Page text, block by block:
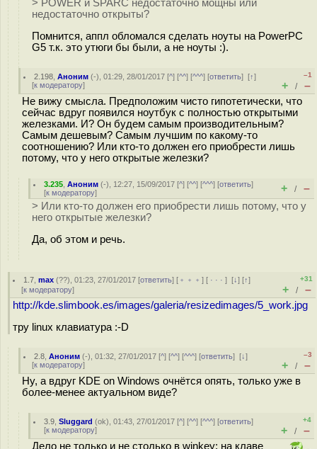
> POWER и SPARC недостаточно мощны или
недостаточно открыты?
Помнится, аппл обломался сделать ноуты на PowerPC
G5 т.к. это утюги бы были, а не ноуты :).
2.198 ,Аноним (-), 01:29, 28/01/2017 [^] [^^] [^^^] [ответить][↑]
[к модератору]
–1
+ / –
Не вижу смысла. Предположим чисто гипотетически, что
сейчас вдруг появился ноутбук с полностью открытыми
железками. И? Он будем самым производительным?
Самым дешевым? Самым лучшим по какому-то
соотношению? Или кто-то должен его приобрести лишь
потому, что у него открытые железки?
3.235 ,Аноним (-), 12:27, 15/09/2017 [^] [^^] [^^^] [ответить]
[к модератору] + / –
> Или кто-то должен его приобрести лишь потому, что у
него открытые железки?
Да, об этом и речь.
1.7 ,max (??), 01:23, 27/01/2017 [ответить] [ ﹢﹢﹢] [ · · ·][↓] [↑]
[к модератору]
+31
+ / –
http://kde.slimbook.es/images/galeria/resizedimages/5_work.jpg
тру linux клавиатура :-D
2.8 ,Аноним (-), 01:32, 27/01/2017 [^] [^^] [^^^] [ответить][↓]
[к модератору]
–3
+ / –
Ну, а вдруг KDE on Windows очнётся опять, только уже в
более-менее актуальном виде?
3.9 ,Sluggard (ok), 01:43, 27/01/2017 [^] [^^] [^^^] [ответить]
[к модератору]
+4
+ / –
Дело не только и не столько в winkey: на клаве